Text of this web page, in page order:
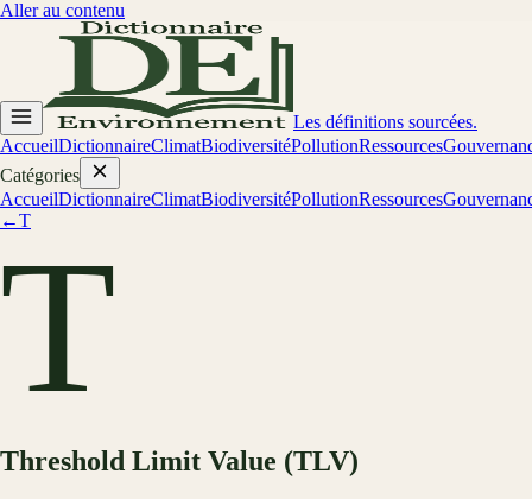
Aller au contenu
Les définitions sourcées.
AccueilDictionnaireClimatBiodiversitéPollutionRessources
Catégories
AccueilDictionnaireClimatBiodiversitéPollutionRessources
←T
T
Threshold Limit Value (TLV)